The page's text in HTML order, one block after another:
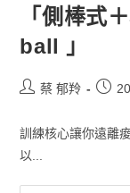
「側棒式
ball 」
蔡 郁羚
訓練核心讓你遠離
以...